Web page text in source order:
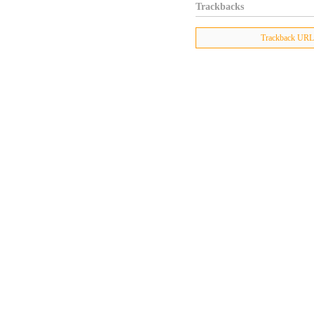
Trackbacks
Trackback